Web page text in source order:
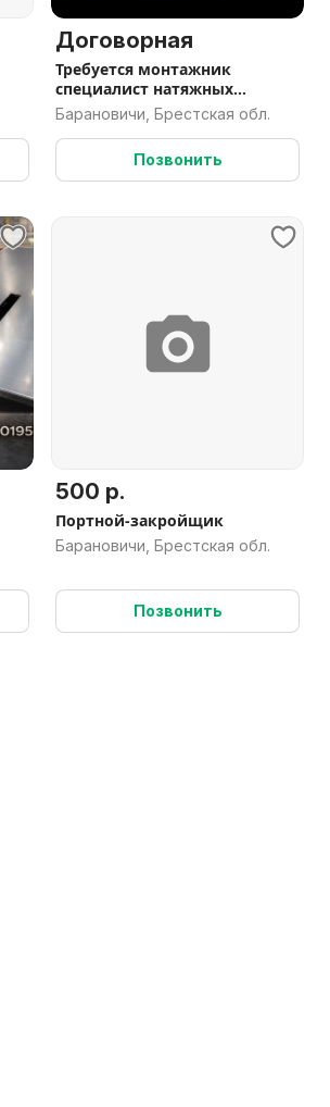
Договорная
Требуется монтажник
специалист натяжных
потолков.
Барановичи, Брестская обл.
Позвонить
500 р.
Портной-закройщик
Барановичи, Брестская обл.
Позвонить